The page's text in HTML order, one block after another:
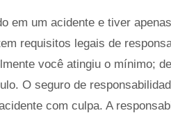
em um acidente e tiver
requisitos legais de
você atingiu o mínimo;
O seguro de
com culpa. A